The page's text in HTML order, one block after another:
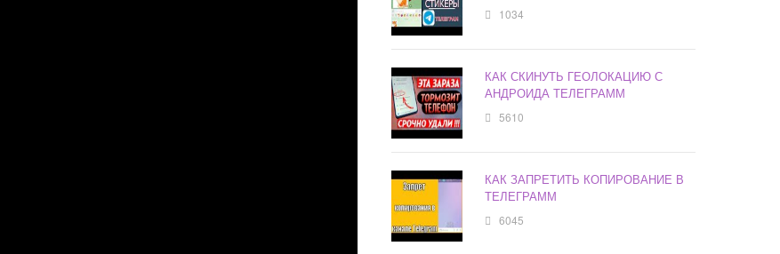
1034
КАК СКИНУТЬ ГЕОЛОКАЦИЮ С
АНДРОИДА ТЕЛЕГРАММ
5610
КАК ЗАПРЕТИТЬ КОПИРОВАНИЕ В
ТЕЛЕГРАММ
6045